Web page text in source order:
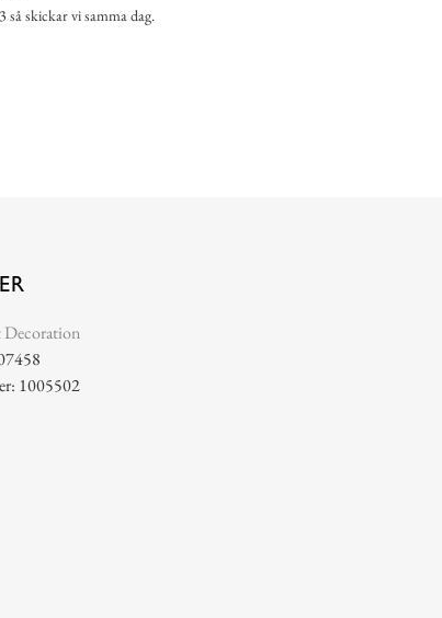
så skickar vi samma dag.
1005502